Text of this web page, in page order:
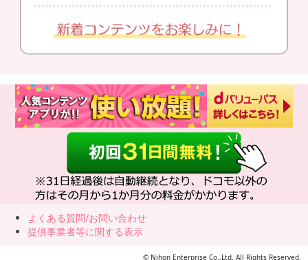
よくある質問/お問い合わせ
提供事業者等に関する表示
© Nihon Enterprise Co.,Ltd. All Rights Reserved.